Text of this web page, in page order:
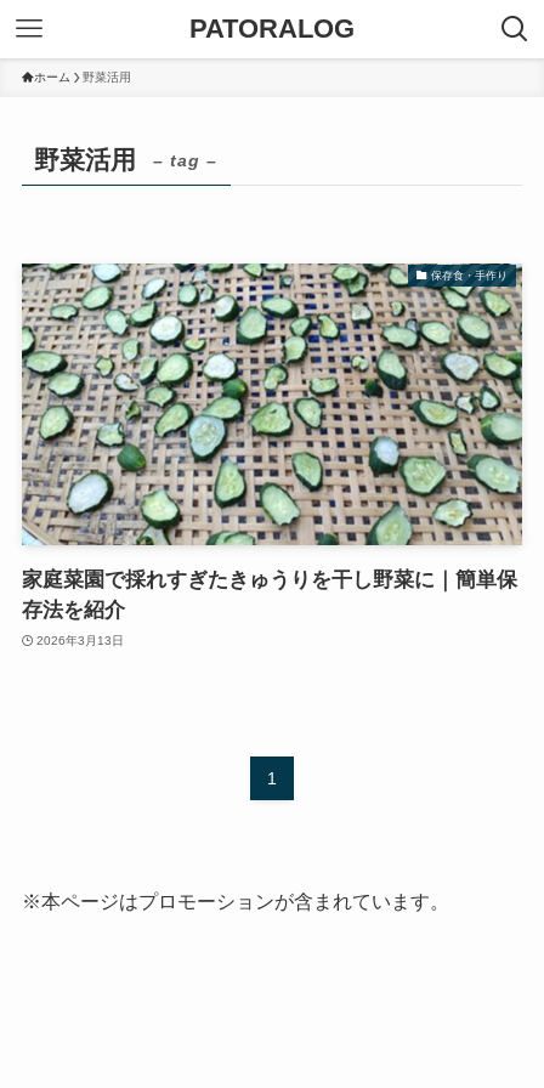
PATORALOG
ホーム 野菜活用
野菜活用 – tag –
保存食・手作り
家庭菜園で採れすぎたきゅうりを干し野菜に｜簡単保
存法を紹介
2026年3月13日
1
※本ページはプロモーションが含まれています。